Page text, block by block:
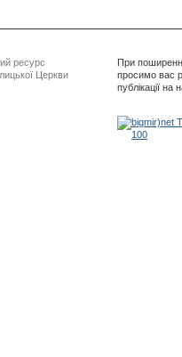
ресурс
Церкви
При
просимо вас
публікації на